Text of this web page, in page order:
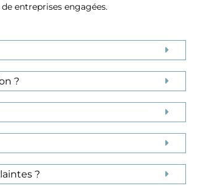
entreprises engagées.
?
?